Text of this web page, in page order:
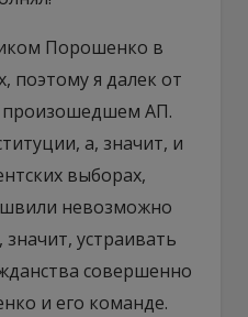
Порошенко в
поэтому я далек от
произошедшем АП.
а, значит, и
выборах,
невозможно
устраивать
совершенно
и его команде.